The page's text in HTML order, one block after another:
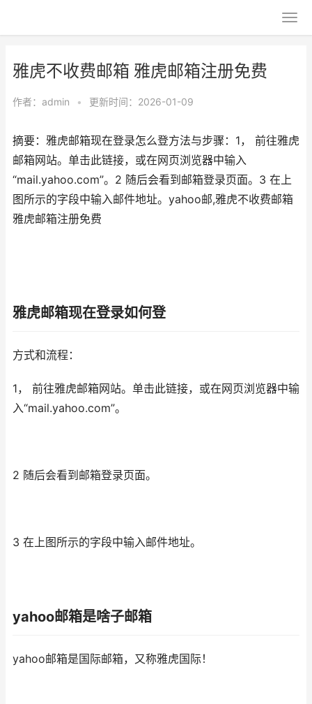
雅虎不收费邮箱 雅虎邮箱注册免费
作者： admin • 更新时间：2026-01-09
摘要：雅虎邮箱现在登录怎么登方法与步骤：1， 前往雅虎
邮箱网站。单击此链接，或在网页浏览器中输入
“mail.yahoo.com”。2 随后会看到邮箱登录页面。3 在上
图所示的字段中输入邮件地址。yahoo邮,雅虎不收费邮箱
雅虎邮箱注册免费
雅虎邮箱现在登录如何登
方式和流程：
1， 前往雅虎邮箱网站。单击此链接，或在网页浏览器中输
入“mail.yahoo.com”。
2 随后会看到邮箱登录页面。
3 在上图所示的字段中输入邮件地址。
yahoo邮箱是啥子邮箱
yahoo邮箱是国际邮箱，又称雅虎国际！